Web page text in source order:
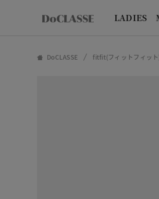
LADIES
DoCLASSE fitfit(フィットフィッ